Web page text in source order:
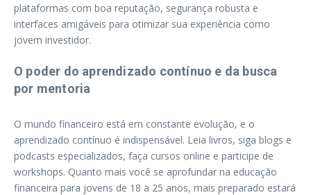
plataformas com boa reputação, segurança robusta e
interfaces amigáveis para otimizar sua experiência como
jovem investidor.
O poder do aprendizado contínuo e da busca
por mentoria
O mundo financeiro está em constante evolução, e o
aprendizado contínuo é indispensável. Leia livros, siga blogs e
podcasts especializados, faça cursos online e participe de
workshops. Quanto mais você se aprofundar na educação
financeira para jovens de 18 a 25 anos, mais preparado estará